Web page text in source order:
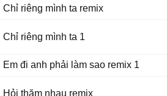
Chỉ riêng mình ta remix
Chỉ riêng mình ta 1
Em đi anh phải làm sao remix 1
Hỏi thăm nhau remix